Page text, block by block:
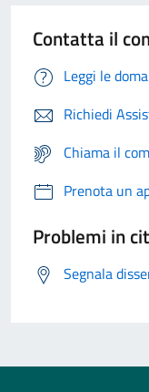
Contatta il
Leggi le
Richiedi
Chiama il
Prenota un
Problemi in
Segnala